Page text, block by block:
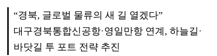
“경북, 글로벌 물류의 새 길 열겠다”
대구경북통합신공항·영일만항 연계, 하늘길·
바닷길 투 포트 전략 추진